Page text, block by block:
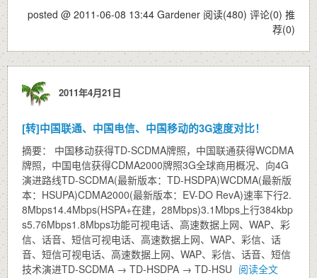
posted @ 2011-06-08 13:44 Gardener 阅读(480) 评论(0) 推
荐(0)
2011年4月21日
[转]中国联通、中国电信、中国移动的3G速度对比！
摘要： 中国移动获得TD-SCDMA牌照，中国联通获得WCDMA
牌照，中国电信获得CDMA2000牌照3G全球商用概况、向4G
演进路线TD-SCDMA(最新版本：TD-HSDPA)WCDMA(最新版
本：HSUPA)CDMA2000(最新版本：EV-DO RevA)速率下行2.
8Mbps14.4Mbps(HSPA+在建，28Mbps)3.1Mbps上行384kbp
s5.76Mbps1.8Mbps功能可视电话、高速数据上网、WAP、彩
信、话音、短信可视电话、高速数据上网、WAP、彩信、话
音、短信可视电话、高速数据上网、WAP、彩信、话音、短信
技术演进TD-SCDMA → TD-HSDPA → TD-HSU 阅读全文